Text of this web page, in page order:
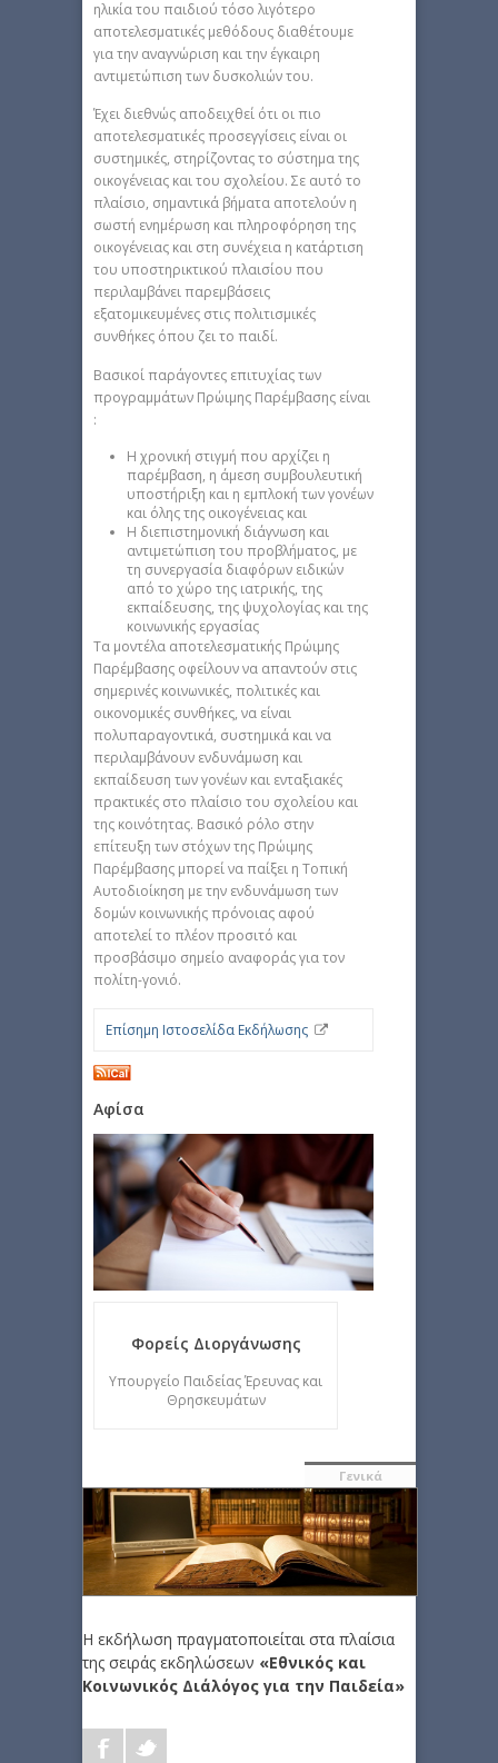
ηλικία του παιδιού τόσο λιγότερο
αποτελεσματικές μεθόδους διαθέτουμε
για την αναγνώριση και την έγκαιρη
αντιμετώπιση των δυσκολιών του.
Έχει διεθνώς αποδειχθεί ότι οι πιο
αποτελεσματικές προσεγγίσεις είναι οι
συστημικές, στηρίζοντας το σύστημα της
οικογένειας και του σχολείου. Σε αυτό το
πλαίσιο, σημαντικά βήματα αποτελούν η
σωστή ενημέρωση και πληροφόρηση της
οικογένειας και στη συνέχεια η κατάρτιση
του υποστηρικτικού πλαισίου που
περιλαμβάνει παρεμβάσεις
εξατομικευμένες στις πολιτισμικές
συνθήκες όπου ζει το παιδί.
Βασικοί παράγοντες επιτυχίας των
προγραμμάτων Πρώιμης Παρέμβασης είναι
:
Η χρονική στιγμή που αρχίζει η
παρέμβαση, η άμεση συμβουλευτική
υποστήριξη και η εμπλοκή των γονέων
και όλης της οικογένειας και
Η διεπιστημονική διάγνωση και
αντιμετώπιση του προβλήματος, με
τη συνεργασία διαφόρων ειδικών
από το χώρο της ιατρικής, της
εκπαίδευσης, της ψυχολογίας και της
κοινωνικής εργασίας
Τα μοντέλα αποτελεσματικής Πρώιμης
Παρέμβασης οφείλουν να απαντούν στις
σημερινές κοινωνικές, πολιτικές και
οικονομικές συνθήκες, να είναι
πολυπαραγοντικά, συστημικά και να
περιλαμβάνουν ενδυνάμωση και
εκπαίδευση των γονέων και ενταξιακές
πρακτικές στο πλαίσιο του σχολείου και
της κοινότητας. Βασικό ρόλο στην
επίτευξη των στόχων της Πρώιμης
Παρέμβασης μπορεί να παίξει η Τοπική
Αυτοδιοίκηση με την ενδυνάμωση των
δομών κοινωνικής πρόνοιας αφού
αποτελεί το πλέον προσιτό και
προσβάσιμο σημείο αναφοράς για τον
πολίτη-γονιό.
Επίσημη Ιστοσελίδα Εκδήλωσης
Αφίσα
Φορείς Διοργάνωσης
Υπουργείο Παιδείας Έρευνας και
Θρησκευμάτων
Γενικά
Η εκδήλωση πραγματοποιείται στα πλαίσια
της σειράς εκδηλώσεων «Εθνικός και
Κοινωνικός Διάλόγος για την Παιδεία»